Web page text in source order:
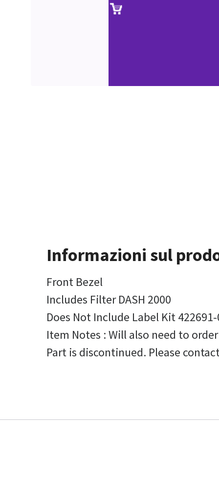
Informazioni sul
Front Bezel
Includes Filter DASH 2000
Does Not Include Label Kit
Item Notes : Will also need to
Part is discontinued. Please